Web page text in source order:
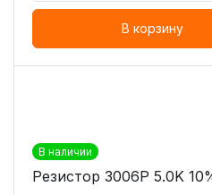
В корзину
В наличии
Резистор 3006P 5.0K